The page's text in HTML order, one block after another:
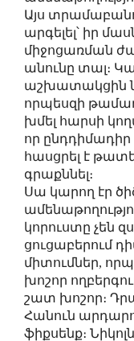
Այս
արգելել՝ իր
միջոցառման
անունը տալ։
աշխատակցին
որպեսզի
խմել հարսի
որ
հասցրել է
գրաքննել։
Սա կարող էր
կորուստը չեն
ցուցաբերում
միտումներ,
խոշոր
շատ խոշոր։
Հանուն
ֆիքսենք։